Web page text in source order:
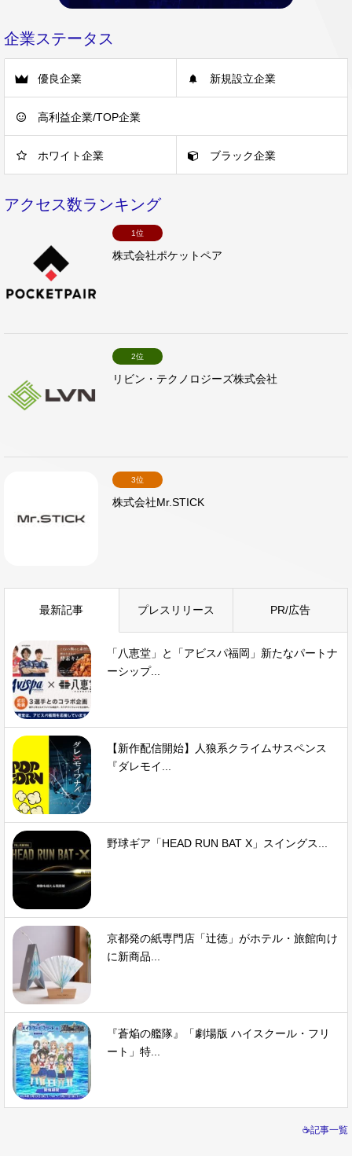
企業ステータス
優良企業 新規設立企業
高利益企業/TOP企業
ホワイト企業 ブラック企業
アクセス数ランキング
1位
株式会社ポケットペア
2位
リビン・テクノロジーズ株式会社
3位
株式会社Mr.STICK
最新記事 プレスリリース PR/広告
「八恵堂」と「アビスパ福岡」新たなパートナ
ーシップ...
【新作配信開始】人狼系クライムサスペンス
『ダレモイ...
野球ギア「HEAD RUN BAT X」スイングス...
京都発の紙専門店「辻徳」がホテル・旅館向け
に新商品...
『蒼焔の艦隊』「劇場版 ハイスクール・フリ
ート」特...
☕記事一覧